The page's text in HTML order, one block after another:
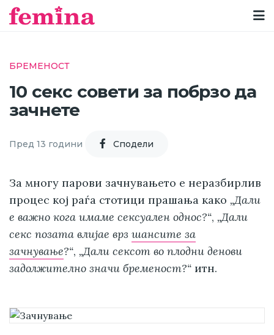
БРЕМЕНОСТ
10 секс совети за побрзо да
зачнете
Пред 13 години Cподели
За многу парови зачнувањето е неразбирлив
процес кој раѓа стотици прашања како „Дали
е важно кога имаме сексуален однос?“, „Дали
секс позата влијае врз шансите за
зачнување?“, „Дали сексот во плодни денови
задолжително значи бременост?“ итн.